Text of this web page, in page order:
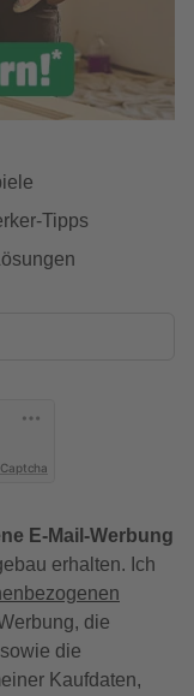
Tipps
E-Mail-Werbung
erhalten. Ich
die
die
Kaufdaten,